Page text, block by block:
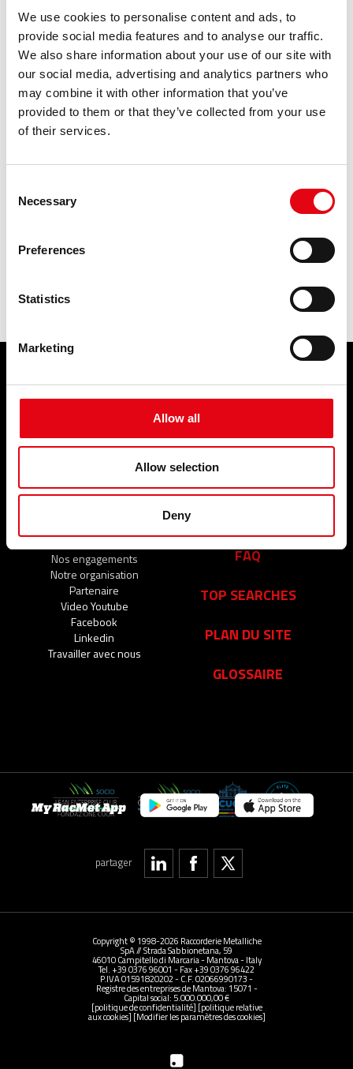
We use cookies to personalise content and ads, to
provide social media features and to analyse our traffic.
We also share information about your use of our site with
our social media, advertising and analytics partners who
may combine it with other information that you’ve
provided to them or that they’ve collected from your use
of their services.
Selection
Necessary
Preferences
Statistics
Marketing
Allow all
Allow selection
Deny
e195
tubes de pressage';
tubes de pressage＇
cupronickel';
' || '' || 'tubes de pressage
' || ' || 'tubes de pressage
' || '' || 'systèmes de raccords à sertir cuivre et bronze
6
7
PRODUITS
Systèmes de raccords à sertir
SERVICES
ÉVÉNEMENTS ET
NOUVELLES
Événements et nouvelles
Qui sommes-nous ?
Nos engagements
Notre organisation
Partenaire
Video Youtube
Facebook
Linkedin
Travailler avec nous
FAQ
TOP SEARCHES
PLAN DU SITE
GLOSSAIRE
partager
My RacMet App
Copyright © 1998-2026 Raccorderie Metalliche
SpA // Strada Sabbionetana, 59
46010 Campitello di Marcaria - Mantova - Italy
Tel. +39 0376 96001 - Fax +39 0376 96422
P.IVA 01591820202 - C.F. 02066990173 -
Registre des entreprises de Mantova: 15071 -
Capital social: 5.000.000,00 €
[politique de confidentialité] [politique relative
aux cookies] [Modifier les paramètres des cookies]